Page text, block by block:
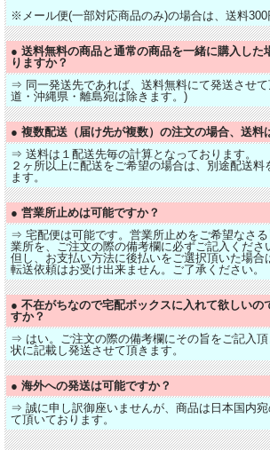
※メール便(一部対応商品のみ)の場合は、送料300
● 送料無料の商品と通常の商品を一緒に購入した
りますか？
⇒ 同一発送先であれば、送料無料にて発送させ
道・沖縄県・離島宛は除きます。)
● 複数配送（届け先が複数）の注文の場合、送料
⇒ 送料は１配送先毎の計算となっております。
２ヶ所以上に配送をご希望の場合は、別途配送料
ます。
● 営業所止めは可能ですか？
⇒ 宅配便は可能です。営業所止めをご希望なさ
業所を、ご注文の際の備考欄に必ずご記入くださ
但し、お支払い方法に後払いをご選択頂いた場合
転送依頼はお受け出来ません。ご了承ください。
● 不在がちなので宅配ボックスに入れて欲しいの
すか？
⇒ はい。ご注文の際の備考欄にその旨をご記入頂
状に記載し発送させて頂きます。
● 海外への発送は可能ですか？
⇒ 誠に申し訳御座いませんが、商品は日本国内
て頂いております。